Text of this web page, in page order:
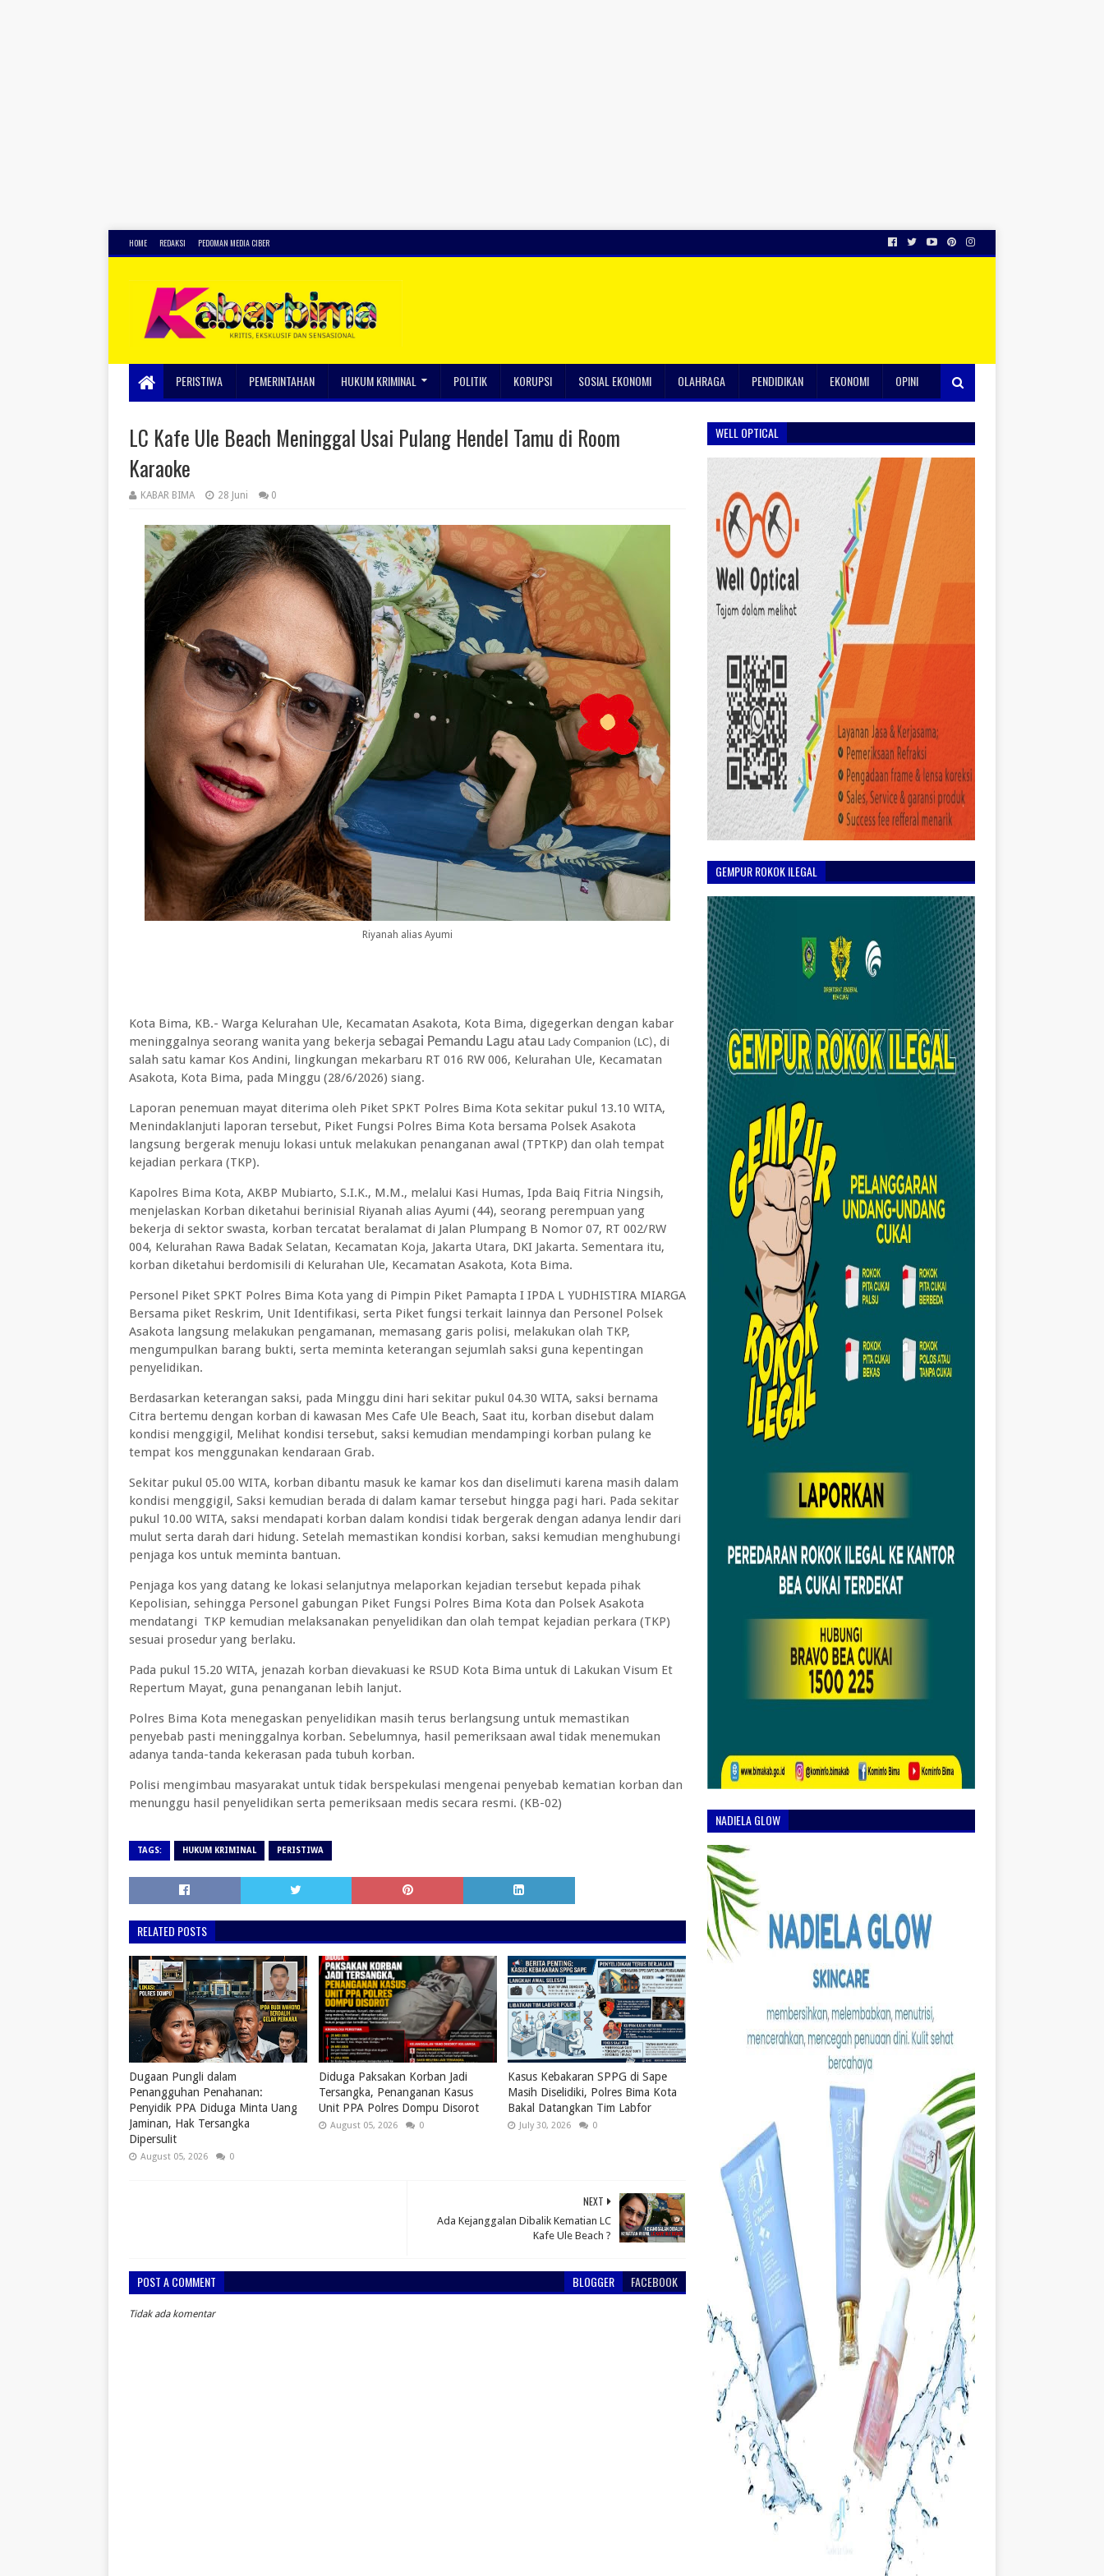
HOME REDAKSI PEDOMAN MEDIA CIBER
PERISTIWA PEMERINTAHAN HUKUM KRIMINAL POLITIK KORUPSI SOSIAL EKONOMI OLAHRAGA PENDIDIKAN EKONOMI OPINI
LC Kafe Ule Beach Meninggal Usai Pulang Hendel Tamu di Room
Karaoke
KABAR BIMA 28 Juni 0
Riyanah alias Ayumi
Kota Bima, KB.- Warga Kelurahan Ule, Kecamatan Asakota, Kota Bima, digegerkan dengan kabar
meninggalnya seorang wanita yang bekerja sebagai Pemandu Lagu atau Lady Companion (LC), di
salah satu kamar Kos Andini, lingkungan mekarbaru RT 016 RW 006, Kelurahan Ule, Kecamatan
Asakota, Kota Bima, pada Minggu (28/6/2026) siang.
Laporan penemuan mayat diterima oleh Piket SPKT Polres Bima Kota sekitar pukul 13.10 WITA,
Menindaklanjuti laporan tersebut, Piket Fungsi Polres Bima Kota bersama Polsek Asakota
langsung bergerak menuju lokasi untuk melakukan penanganan awal (TPTKP) dan olah tempat
kejadian perkara (TKP).
Kapolres Bima Kota, AKBP Mubiarto, S.I.K., M.M., melalui Kasi Humas, Ipda Baiq Fitria Ningsih,
menjelaskan Korban diketahui berinisial Riyanah alias Ayumi (44), seorang perempuan yang
bekerja di sektor swasta, korban tercatat beralamat di Jalan Plumpang B Nomor 07, RT 002/RW
004, Kelurahan Rawa Badak Selatan, Kecamatan Koja, Jakarta Utara, DKI Jakarta. Sementara itu,
korban diketahui berdomisili di Kelurahan Ule, Kecamatan Asakota, Kota Bima.
Personel Piket SPKT Polres Bima Kota yang di Pimpin Piket Pamapta I IPDA L YUDHISTIRA MIARGA
Bersama piket Reskrim, Unit Identifikasi, serta Piket fungsi terkait lainnya dan Personel Polsek
Asakota langsung melakukan pengamanan, memasang garis polisi, melakukan olah TKP,
mengumpulkan barang bukti, serta meminta keterangan sejumlah saksi guna kepentingan
penyelidikan.
Berdasarkan keterangan saksi, pada Minggu dini hari sekitar pukul 04.30 WITA, saksi bernama
Citra bertemu dengan korban di kawasan Mes Cafe Ule Beach, Saat itu, korban disebut dalam
kondisi menggigil, Melihat kondisi tersebut, saksi kemudian mendampingi korban pulang ke
tempat kos menggunakan kendaraan Grab.
Sekitar pukul 05.00 WITA, korban dibantu masuk ke kamar kos dan diselimuti karena masih dalam
kondisi menggigil, Saksi kemudian berada di dalam kamar tersebut hingga pagi hari. Pada sekitar
pukul 10.00 WITA, saksi mendapati korban dalam kondisi tidak bergerak dengan adanya lendir dari
mulut serta darah dari hidung. Setelah memastikan kondisi korban, saksi kemudian menghubungi
penjaga kos untuk meminta bantuan.
Penjaga kos yang datang ke lokasi selanjutnya melaporkan kejadian tersebut kepada pihak
Kepolisian, sehingga Personel gabungan Piket Fungsi Polres Bima Kota dan Polsek Asakota
mendatangi TKP kemudian melaksanakan penyelidikan dan olah tempat kejadian perkara (TKP)
sesuai prosedur yang berlaku.
Pada pukul 15.20 WITA, jenazah korban dievakuasi ke RSUD Kota Bima untuk di Lakukan Visum Et
Repertum Mayat, guna penanganan lebih lanjut.
Polres Bima Kota menegaskan penyelidikan masih terus berlangsung untuk memastikan
penyebab pasti meninggalnya korban. Sebelumnya, hasil pemeriksaan awal tidak menemukan
adanya tanda-tanda kekerasan pada tubuh korban.
Polisi mengimbau masyarakat untuk tidak berspekulasi mengenai penyebab kematian korban dan
menunggu hasil penyelidikan serta pemeriksaan medis secara resmi. (KB-02)
TAGS: HUKUM KRIMINAL PERISTIWA
RELATED POSTS
Dugaan Pungli dalam
Penangguhan Penahanan:
Penyidik PPA Diduga Minta Uang
Jaminan, Hak Tersangka
Dipersulit
August 05, 2026 0
Diduga Paksakan Korban Jadi
Tersangka, Penanganan Kasus
Unit PPA Polres Dompu Disorot
August 05, 2026 0
Kasus Kebakaran SPPG di Sape
Masih Diselidiki, Polres Bima Kota
Bakal Datangkan Tim Labfor
July 30, 2026 0
NEXT
Ada Kejanggalan Dibalik Kematian LC
Kafe Ule Beach ?
POST A COMMENT BLOGGER FACEBOOK
Tidak ada komentar
WELL OPTICAL
GEMPUR ROKOK ILEGAL
NADIELA GLOW